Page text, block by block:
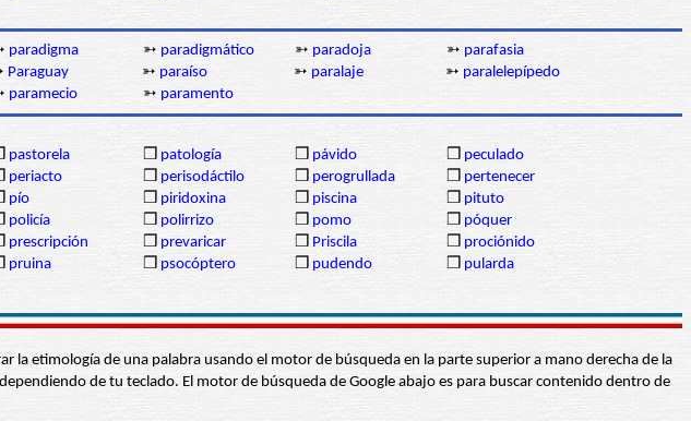
paradigma ➳ paradigmático ➳ paradoja ➳ parafasia
Paraguay ➳ paraíso ➳ paralaje ➳ paralelepípedo
paramecio ➳ paramento
pastorela ❒ patología ❒ pávido ❒ peculado
periacto ❒ perisodáctilo ❒ perogrullada ❒ pertenecer
pío ❒ piridoxina ❒ piscina ❒ pituto
policía ❒ polirrizo ❒ pomo ❒ póquer
prescripción ❒ prevaricar ❒ Priscila ❒ prociónido
pruina ❒ psocóptero ❒ pudendo ❒ pularda
la etimología de una palabra usando el motor de búsqueda en la parte superior a mano derecha de la
de tu teclado. El motor de búsqueda de Google abajo es para buscar contenido dentro de